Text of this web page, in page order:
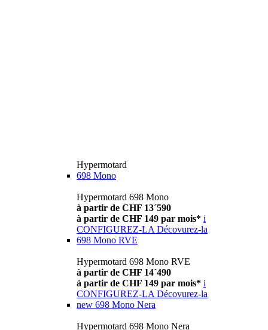
Hypermotard
698 Mono
Hypermotard 698 Mono
à partir de CHF 13´590
à partir de CHF 149 par mois* i
CONFIGUREZ-LA Décovurez-la
698 Mono RVE
Hypermotard 698 Mono RVE
à partir de CHF 14´490
à partir de CHF 149 par mois* i
CONFIGUREZ-LA Décovurez-la
new 698 Mono Nera
Hypermotard 698 Mono Nera